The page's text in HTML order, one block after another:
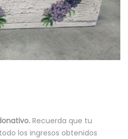
Recuerda que tu
los ingresos obtenidos